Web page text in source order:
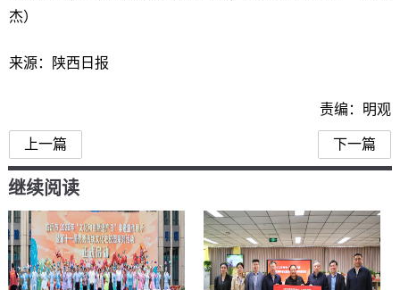
杰）
来源：陕西日报
责编：明观
上一篇 下一篇
继续阅读